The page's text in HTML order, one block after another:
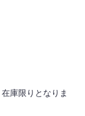
庫限りとなりま